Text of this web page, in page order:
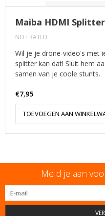
Maiba HDMI Splitter
NOT RATED
Wil je je drone-video's met
splitter kan dat! Sluit hem
samen van je coole stunts.
€7,95
TOEVOEGEN AAN
Meld je aan